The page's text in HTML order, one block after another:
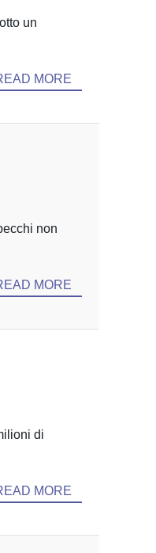
un
MORE
non
MORE
di
MORE